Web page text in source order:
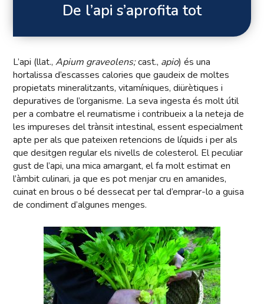
De l’api s’aprofita tot
L’api (llat.,Apium graveolens;cast., apio) és una
hortalissa d’escasses calories que gaudeix de moltes
propietats mineralitzants, vitamíniques, diürètiques i
depuratives de l’organisme. La seva ingesta és molt útil
per a combatre el reumatisme i contribueix a la neteja de
les impureses del trànsit intestinal, essent especialment
apte per als que pateixen retencions de líquids i per als
que desitgen regular els nivells de colesterol. El peculiar
gust de l’api, una mica amargant, el fa molt estimat en
l’àmbit culinari, ja que es pot menjar cru en amanides,
cuinat en brous o bé dessecat per tal d’emprar-lo a guisa
de condiment d’algunes menges.